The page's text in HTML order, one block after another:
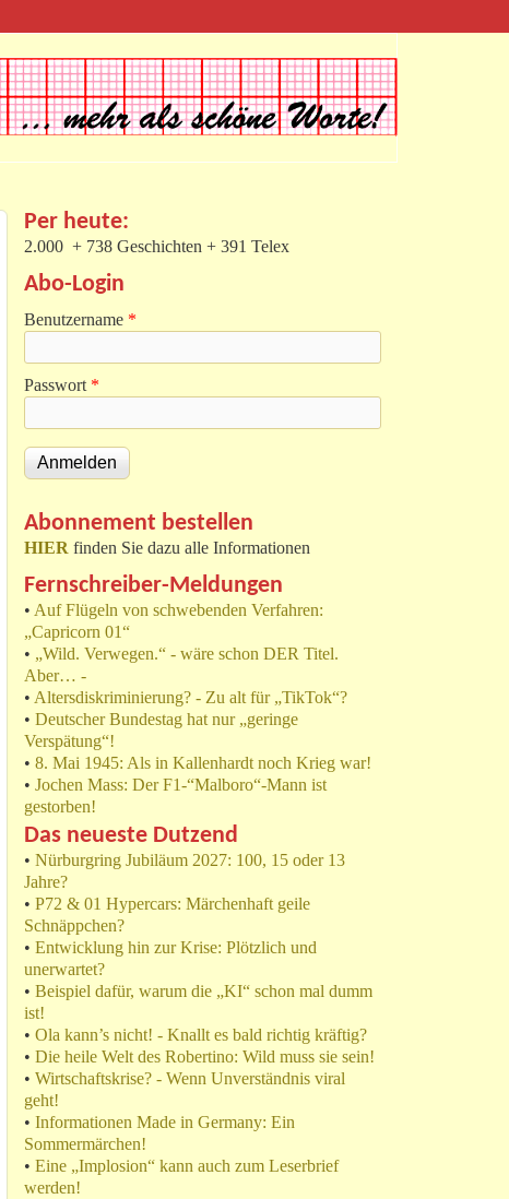
Per heute:
2.000 + 738 Geschichten + 391 Telex
Abo-Login
Benutzername *
Passwort *
Abonnement bestellen
HIER finden Sie dazu alle Informationen
Fernschreiber-Meldungen
• Auf Flügeln von schwebenden Verfahren:
„Capricorn 01“
• „Wild. Verwegen.“ - wäre schon DER Titel.
Aber… -
• Altersdiskriminierung? - Zu alt für „TikTok“?
• Deutscher Bundestag hat nur „geringe
Verspätung“!
• 8. Mai 1945: Als in Kallenhardt noch Krieg war!
• Jochen Mass: Der F1-“Malboro“-Mann ist
gestorben!
Das neueste Dutzend
• Nürburgring Jubiläum 2027: 100, 15 oder 13
Jahre?
• P72 & 01 Hypercars: Märchenhaft geile
Schnäppchen?
• Entwicklung hin zur Krise: Plötzlich und
unerwartet?
• Beispiel dafür, warum die „KI“ schon mal dumm
ist!
• Ola kann’s nicht! - Knallt es bald richtig kräftig?
• Die heile Welt des Robertino: Wild muss sie sein!
• Wirtschaftskrise? - Wenn Unverständnis viral
geht!
• Informationen Made in Germany: Ein
Sommermärchen!
• Eine „Implosion“ kann auch zum Leserbrief
werden!